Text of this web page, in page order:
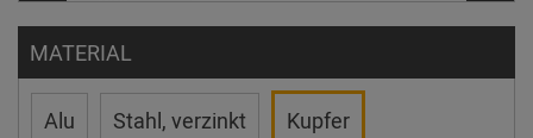
MATERIAL
Alu Stahl, verzinkt Kupfer